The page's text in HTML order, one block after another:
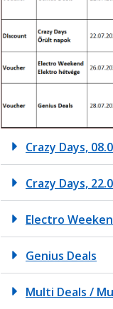
Crazy Days,
Crazy Days,
Electro
Genius Deals
Multi Deals /